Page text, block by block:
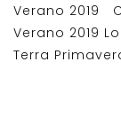
Verano 2019
Verano 2019
Terra